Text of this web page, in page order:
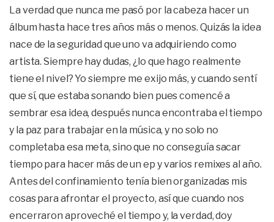
La verdad que nunca me pasó por la cabeza hacer un
álbum hasta hace tres años más o menos. Quizás la idea
nace de la seguridad que uno va adquiriendo como
artista. Siempre hay dudas, ¿lo que hago realmente
tiene el nivel? Yo siempre me exijo más, y cuando sentí
que sí, que estaba sonando bien pues comencé a
sembrar esa idea, después nunca encontraba el tiempo
y la paz para trabajar en la música, y no solo no
completaba esa meta, sino que no conseguía sacar
tiempo para hacer más de un ep y varios remixes al año.
Antes del confinamiento tenía bien organizadas mis
cosas para afrontar el proyecto, así que cuando nos
encerraron aproveché el tiempo y, la verdad, doy